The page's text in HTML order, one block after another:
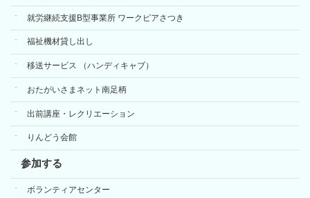
就労継続支援B型事業所 ワークピアさつき
福祉機材貸し出し
移送サービス （ハンディキャブ）
おたがいさまネット南足柄
出前講座・レクリエーション
りんどう会館
参加する
ボランティアセンター